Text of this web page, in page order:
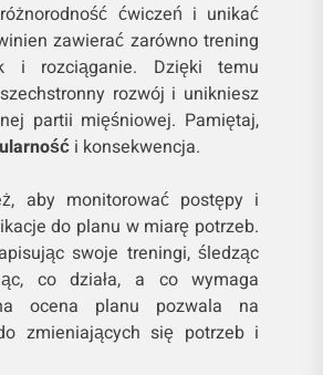
ćwiczeń i unikać
zawierać zarówno trening
i rozciąganie. Dzięki temu
rozwój i unikniesz
partii mięśniowej. Pamiętaj,
i konsekwencja.
aby monitorować postępy i
do planu w miarę potrzeb.
swoje treningi, śledząc
co działa, a co wymaga
ocena planu pozwala na
zmieniających się potrzeb i